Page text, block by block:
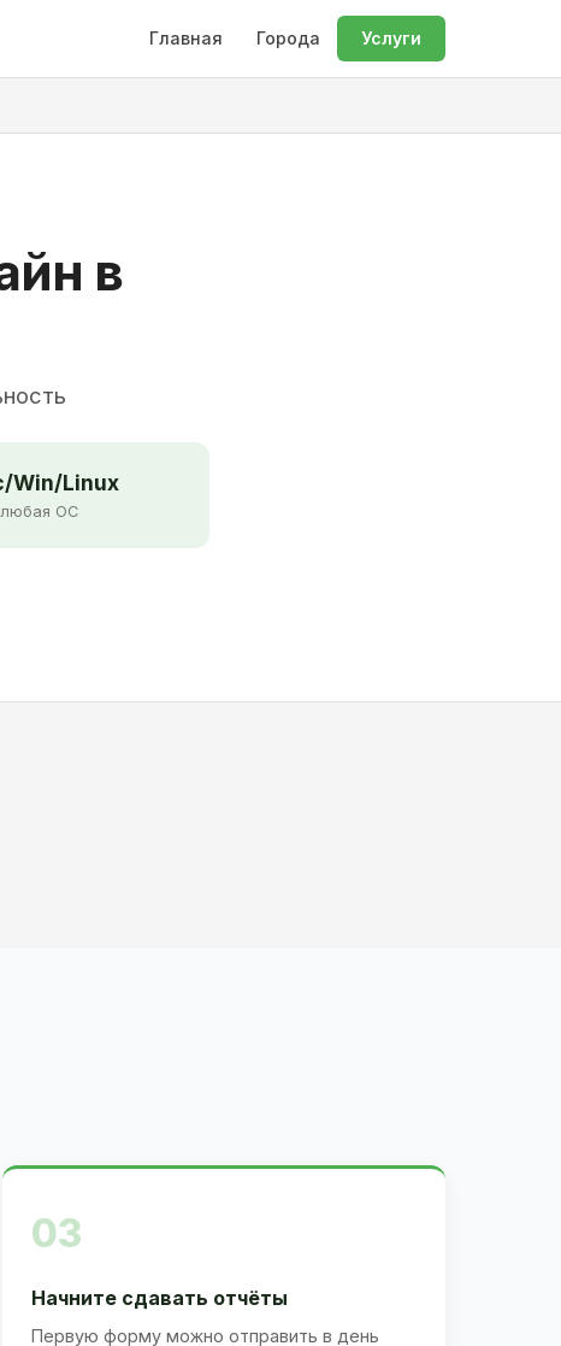
Главная Города Услуги
в
Win/Linux
любая ОС
03
Начните сдавать отчёты
Первую форму можно отправить в день